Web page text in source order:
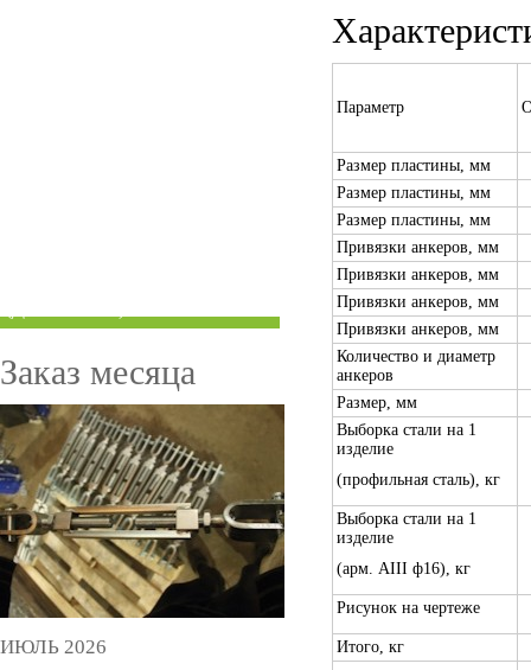
Параметр
Размер пластины, мм
Размер пластины, мм
Размер пластины, мм
Привязки анкеров, мм
Привязки анкеров, мм
Привязки анкеров, мм
Привязки анкеров, мм
Количество и диаметр
анкеров
Размер, мм
Выборка стали на 1
изделие
(профильная сталь), кг
Выборка стали на 1
изделие
(арм. AIII ф16), кг
Рисунок на чертеже
Итого, кг
Заказ месяца
ИЮЛЬ 2026